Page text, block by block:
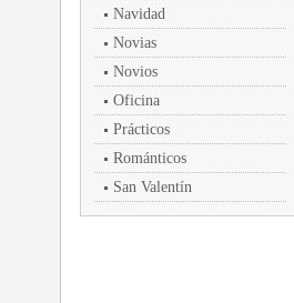
Navidad
Novias
Novios
Oficina
Prácticos
Románticos
San Valentín